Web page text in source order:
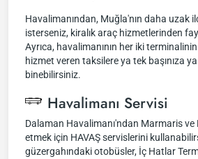
Havalimanından, Muğla'nın daha uzak
isterseniz, kiralık araç hizmetlerinden
Ayrıca, havalimanının her iki
hizmet veren taksilere ya tek başınıza
binebilirsiniz.
Havalimanı Servisi
Dalaman Havalimanı'ndan Marmaris ve
etmek için HAVAŞ servislerini
güzergahındaki otobüsler, İç Hatlar